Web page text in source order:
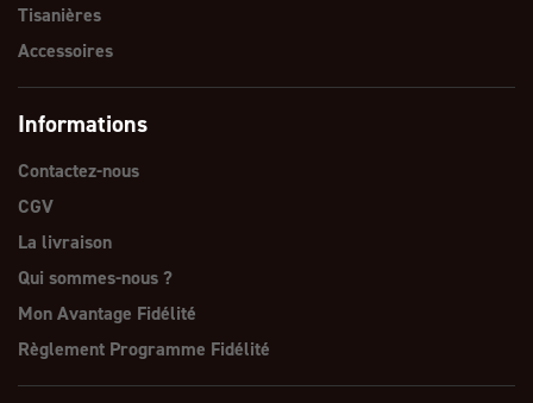
Tisanières
Accessoires
Informations
Contactez-nous
CGV
La livraison
Qui sommes-nous ?
Mon Avantage Fidélité
Règlement Programme Fidélité